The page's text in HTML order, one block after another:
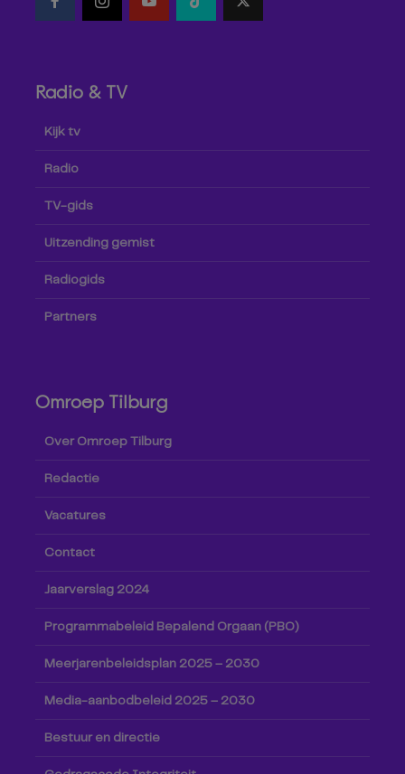
Radio & TV
Kijk tv
Radio
TV-gids
Uitzending gemist
Radiogids
Partners
Omroep Tilburg
Over Omroep Tilburg
Redactie
Vacatures
Contact
Jaarverslag 2024
Programmabeleid Bepalend Orgaan (PBO)
Meerjarenbeleidsplan 2025 – 2030
Media-aanbodbeleid 2025 – 2030
Bestuur en directie